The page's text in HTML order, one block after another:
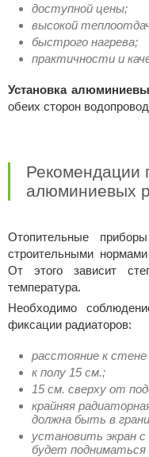
доступной цены;
высокой
быстрого нагрева;
практичности и
Установка
обеих сторон
Рекомендации
алюминиевых
Отопительные
строительными
От этого зависит
температура.
Необходимо
фиксации радиаторов:
расстояние к
к полу 15 см.;
15 см. сверху от
крайняя
должна быть в
установить экран
будет подниматься